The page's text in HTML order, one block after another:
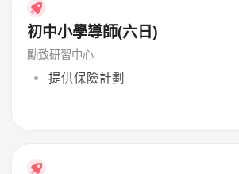
初中小學導師(六日)
勵致研習中心
提供保險計劃